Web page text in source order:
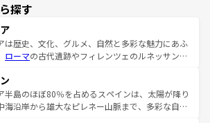
探す
は歴史、文化、グルメ、自然と多彩な魅力にあふ
ローマの古代遺跡やフィレンツェのルネッサンス
スカーナの美しい田園風景やアマルフィ海岸の絶
自然景観も見逃せない。観光の合間には、本場の
スタなど、絶品のイタリア料理を堪能することも
半島のほぼ80％を占めるスペインは、太陽が降り
海沿岸から雄大なピレネー山脈まで、多彩な自然